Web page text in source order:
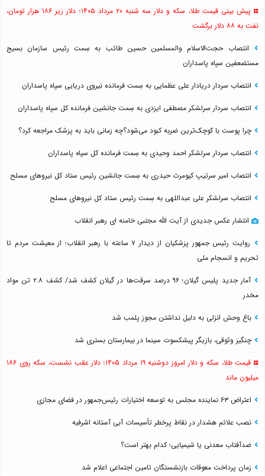
پیش بینی قیمت طلا، سکه و دلار سه شنبه ۲۰ مرداد ۱۴۰۵؛ دلار زیر ۱۸۶ هزار تومان،
نفت به ۸۸ دلار برگشت
انتصاب حجت‌الاسلام ‌والمسلمین حسین طائب به سِمت رئیس سازمان بسیج
مستضعفین سپاه پاسداران
انتصاب سردار دریادار علی عظمایی به سِمت فرمانده نیروی دریایی سپاه پاسداران
انتصاب سردار سرلشکر مصطفی ایزدی به سِمت جانشین فرمانده کل سپاه پاسداران
چرا پوست با کوچک‌ترین ضربه کبود می‌شود؟چه زمانی باید به پزشک مراجعه کرد؟
انتصاب سردار سرلشکر احمد وحیدی به سِمت فرمانده کل سپاه پاسداران
انتصاب امیر سرتیپ کیومرث حیدری به سِمت جانشین رئیس ستاد کل نیروهای مسلح
انتصاب سرلشکر علی عبداللهی به سِمت رئیس ستاد کل نیروهای مسلح
انتشار عکس جدیدی از آیت الله مجتبی خامنه ای رهبر انقلاب
روایت رئیس جمهور پزشکیان از دیدار ۷ ساعته با رهبر انقلاب؛ از معیشت مردم تا
تحریم و انسجام ملی
آمار جدید پلیس گیلان؛ ۹۶ درصد سرقت‌ها در گیلان کشف شد/ کشف ۲.۸ تن مواد
مخدر
باغ وحش انزلی به دلیل نداشتن مجوز پلمب شد
چنگیز وثوقی، بازیگر پیشکسوت سینما در بیمارستان بستری شد
قیمت طلا، سکه و دلار امروز دوشنبه ۱۹ مرداد ۱۴۰۵؛ دلار عقب نشست، سکه روی ۱۸۶
میلیون ماند
اعتراض ۶۳ نماینده مجلس به توسعه اختیارات رئیس‌جمهور در فضای مجازی
نصب علائم هشدار در نقاط پرخطر تأسیسات آبی آستانه اشرفیه
ضدآفتاب‌ معدنی یا شیمیایی؛ کدام بهتر است؟
زمان پرداخت معوقات بازنشستگان تامین اجتماعی اعلام شد